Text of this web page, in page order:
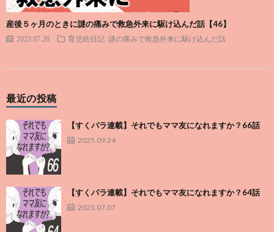
産後５ヶ月のときに謎の痛みで救急外来に駆け込んだ話【46】
2023.07.26 育児絵日記 謎の痛みで救急外来に駆け込んだ話
最近の投稿
【すくパラ連載】それでもママ友になれますか？66話
2025.09.24
【すくパラ連載】それでもママ友になれますか？64話
2025.07.07